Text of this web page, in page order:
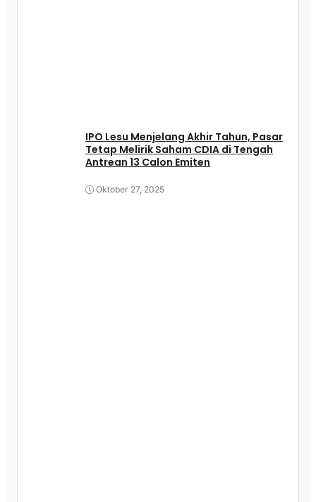
IPO Lesu Menjelang Akhir Tahun, Pasar
Tetap Melirik Saham CDIA di Tengah
Antrean 13 Calon Emiten
Oktober 27, 2025